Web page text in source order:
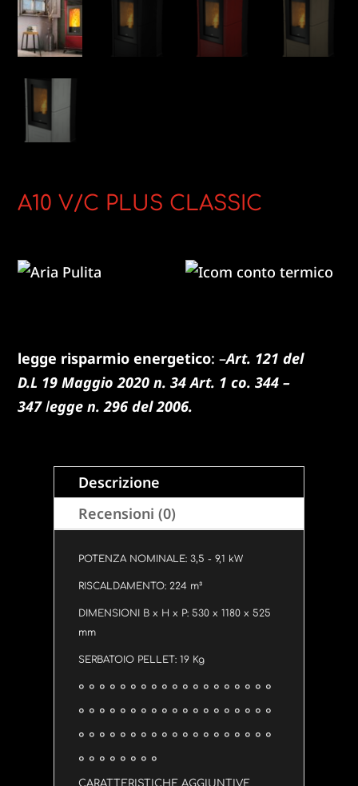
A10 V/C PLUS CLASSIC
legge risparmio energetico: –Art. 121 del
D.L 19 Maggio 2020 n. 34 Art. 1 co. 344 –
347legge n. 296 del 2006.
Descrizione
Recensioni (0)
POTENZA NOMINALE: 3,5 - 9,1 kW
RISCALDAMENTO: 224 m³
DIMENSIONI B x H x P: 530 x 1180 x 525
mm
SERBATOIO PELLET: 19 Kg
° ° ° ° ° ° ° ° ° ° ° ° ° ° ° ° ° ° °
° ° ° ° ° ° ° ° ° ° ° ° ° ° ° ° ° ° °
° ° ° ° ° ° ° ° ° ° ° ° ° ° ° ° ° ° °
° ° ° ° ° ° ° °
CARATTERISTICHE AGGIUNTIVE